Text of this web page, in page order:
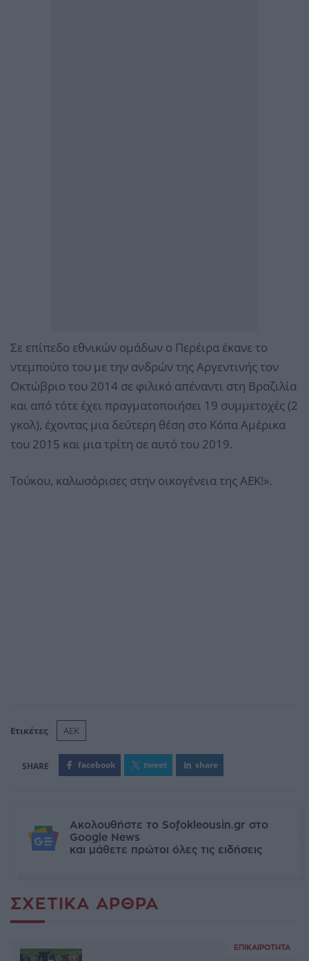
Σε επίπεδο εθνικών ομάδων ο Περέιρα έκανε το
ντεμπούτο του με την ανδρών της Αργεντινής τον
Οκτώβριο του 2014 σε φιλικό απέναντι στη Βραζιλία
και από τότε έχει πραγματοποιήσει 19 συμμετοχές (2
γκολ), έχοντας μια δεύτερη θέση στο Κόπα Αμέρικα
του 2015 και μια τρίτη σε αυτό του 2019.
Τούκου, καλωσόρισες στην οικογένεια της ΑΕΚ!».
Ετικέτες ΑΕΚ
facebook tweet share
Ακολουθήστε το Sofokleousin.gr στο
Google News
και μάθετε πρώτοι όλες τις ειδήσεις
ΣΧΕΤΙΚΆ ΆΡΘΡΑ
ΕΠΙΚΑΙΡΌΤΗΤΑ